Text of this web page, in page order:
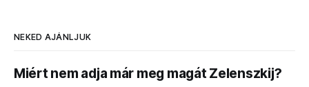
NEKED AJÁNLJUK
Miért nem adja már meg magát Zelenszkij?